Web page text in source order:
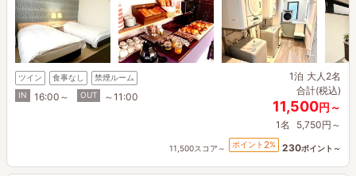
ツイン 食事なし
禁煙ルーム
IN
16:00～ OUT ～11:00
1泊 大人2名
合計(税込)
11,500円～
1名 5,750円～
11,500スコア～ ポイント 2% 230ポイント～